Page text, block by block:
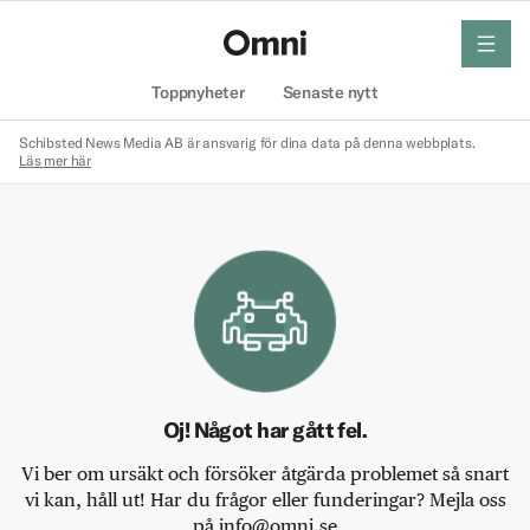
Toppnyheter Senaste nytt
meny
Schibsted News Media AB är ansvarig för dina data på denna webbplats.
Läs mer här
Oj! Något har gått fel.
Vi ber om ursäkt och försöker åtgärda problemet så snart
vi kan, håll ut! Har du frågor eller funderingar? Mejla oss